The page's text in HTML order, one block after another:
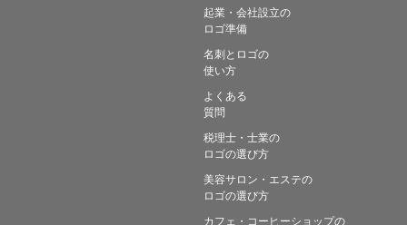
起業・会社設立の
ロゴ準備
名刺とロゴの
使い方
よくある
質問
税理士・士業の
ロゴの選び方
美容サロン・エステの
ロゴの選び方
カフェ・コーヒーショップの